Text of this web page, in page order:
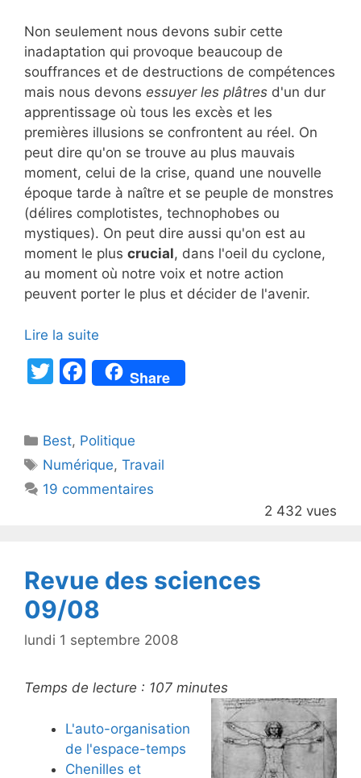
Non seulement nous devons subir cette
inadaptation qui provoque beaucoup de
souffrances et de destructions de compétences
mais nous devons essuyer les plâtres d'un dur
apprentissage où tous les excès et les
premières illusions se confrontent au réel. On
peut dire qu'on se trouve au plus mauvais
moment, celui de la crise, quand une nouvelle
époque tarde à naître et se peuple de monstres
(délires complotistes, technophobes ou
mystiques). On peut dire aussi qu'on est au
moment le plus crucial, dans l'oeil du cyclone,
au moment où notre voix et notre action
peuvent porter le plus et décider de l'avenir.
Lire la suite
T
er
F
a
e
b
o
Share
Catégories
Best, Politique
Étiquettes
Numérique,Travail
19 commentaires
2 432 vues
Revue des sciences
09/08
lundi 1 septembre 2008
Temps de lecture : 107 minutes
L'auto-organisation
de l'espace-temps
Chenilles et